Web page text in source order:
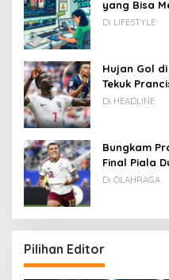
yang Bisa
Rupiah
Di LIFESTYLE
Hujan Gol
Tekuk
Di HEADLINE
Bungkam
Final Piala
Di OLAHRAGA
Pilihan Editor